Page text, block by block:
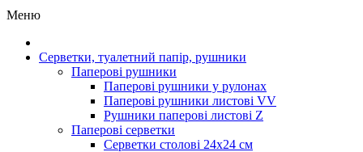
Меню
Серветки, туалетний папір, рушники
Паперові рушники
Паперові рушники у рулонах
Паперові рушники листові VV
Рушники паперові листові Z
Паперові серветки
Серветки столові 24х24 см